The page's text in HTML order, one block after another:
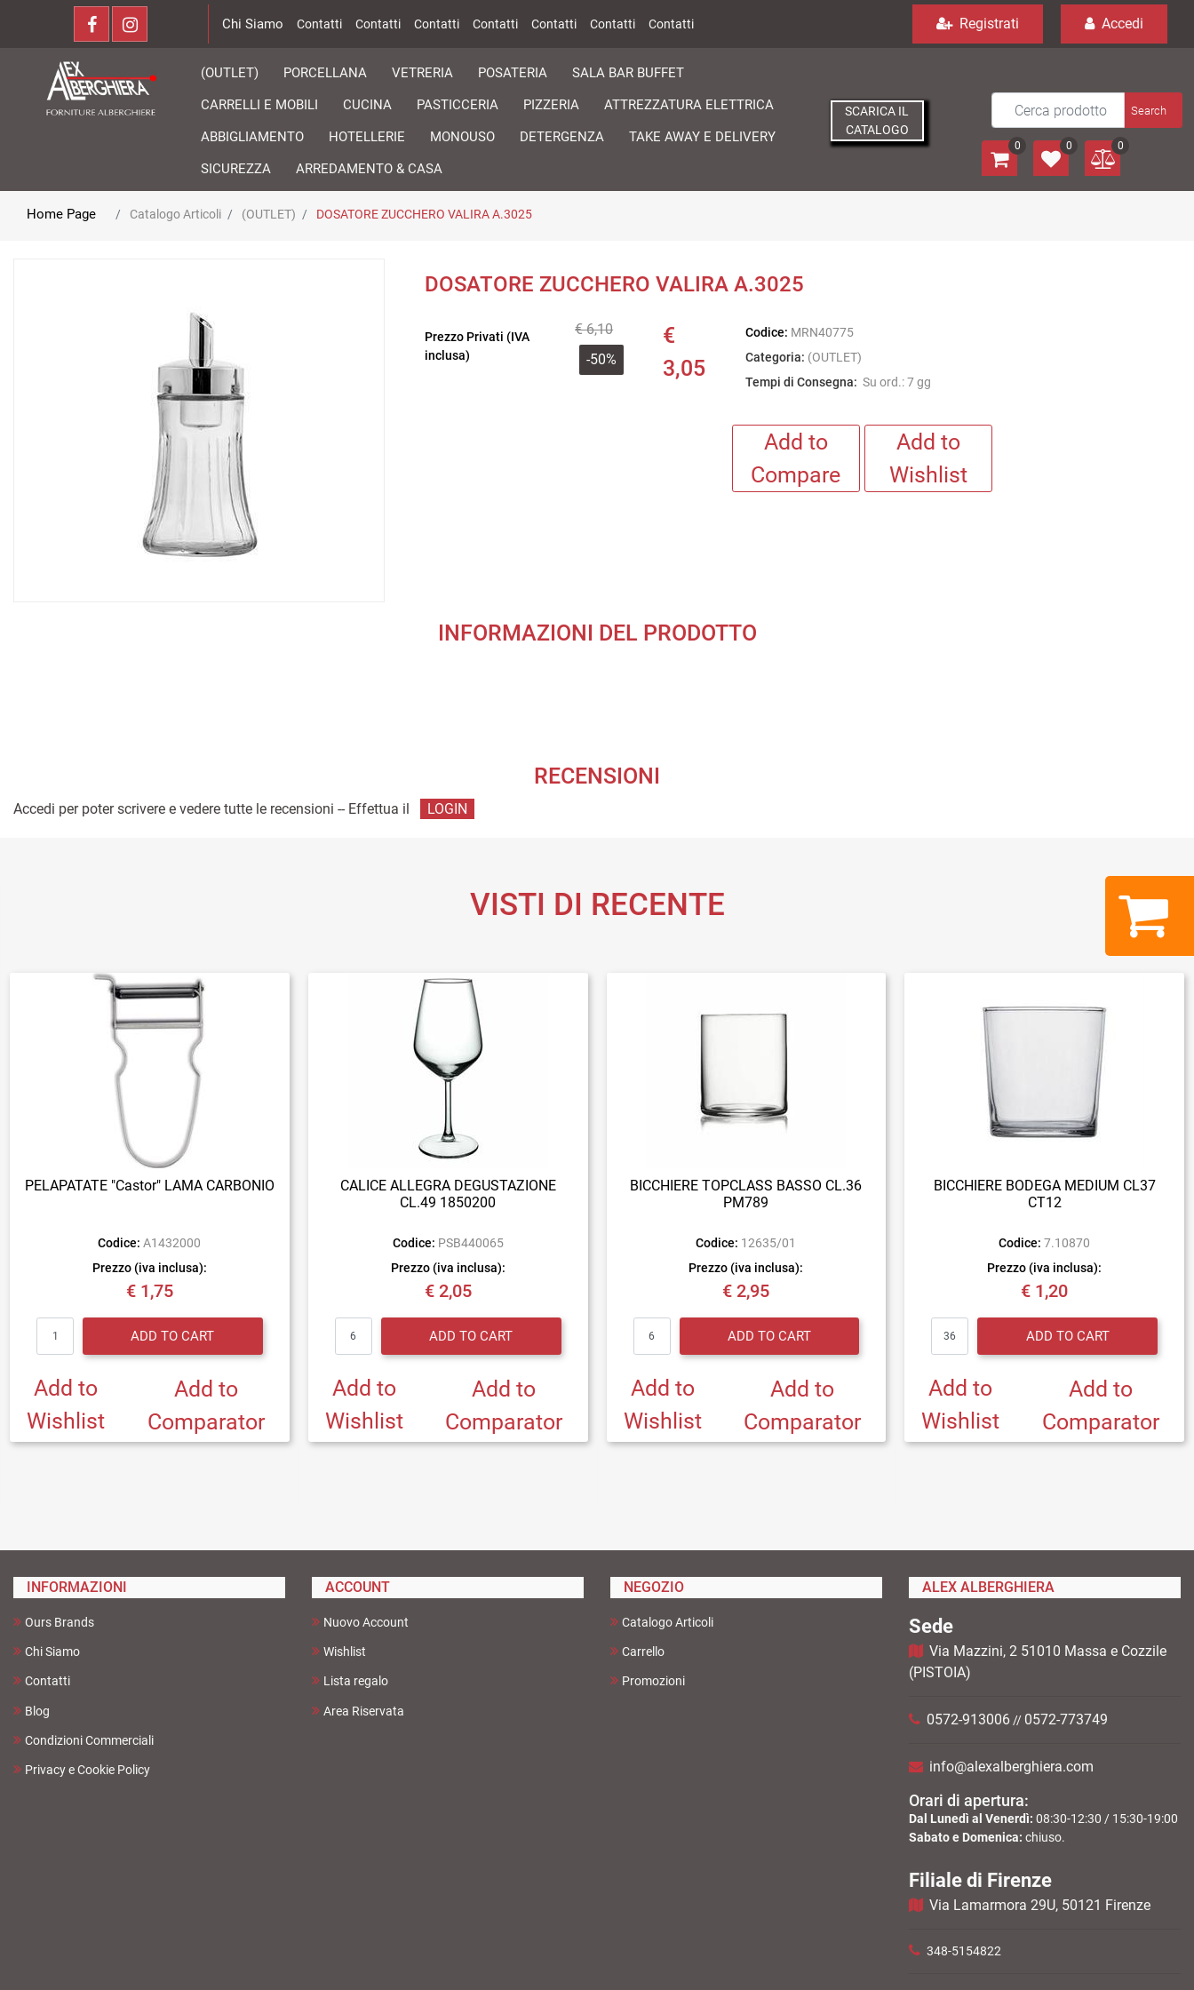
Chi Siamo Contatti Contatti Contatti Contatti Contatti Contatti Contatti Registrati Accedi
(OUTLET) PORCELLANA VETRERIA POSATERIA
SALA BAR BUFFET
CARRELLI E MOBILI
CUCINA PASTICCERIA PIZZERIA
ATTREZZATURA ELETTRICA
ABBIGLIAMENTO
HOTELLERIE MONOUSO DETERGENZA
TAKE AWAY E DELIVERY
SICUREZZA
ARREDAMENTO & CASA
SCARICA IL
CATALOGO
0 0 0
Home Page Catalogo Articoli (OUTLET) DOSATORE ZUCCHERO VALIRA A.3025
DOSATORE ZUCCHERO VALIRA A.3025
Prezzo Privati (IVA
inclusa)
€ 6,10
-50%
€
3,05
Codice: MRN40775
Categoria: (OUTLET)
Tempi di Consegna: Su ord.: 7 gg
Add to
Compare
Add to
Wishlist
INFORMAZIONI DEL PRODOTTO
RECENSIONI
Accedi per poter scrivere e vedere tutte le recensioni -- Effettua il LOGIN
VISTI DI RECENTE
PELAPATATE "Castor" LAMA CARBONIO
Codice: A1432000
Prezzo (iva inclusa):
€ 1,75
ADD TO CART
Add to
Wishlist
Add to
Comparator
CALICE ALLEGRA DEGUSTAZIONE
CL.49 1850200
Codice: PSB440065
Prezzo (iva inclusa):
€ 2,05
ADD TO CART
Add to
Wishlist
Add to
Comparator
BICCHIERE TOPCLASS BASSO CL.36
PM789
Codice: 12635/01
Prezzo (iva inclusa):
€ 2,95
ADD TO CART
Add to
Wishlist
Add to
Comparator
BICCHIERE BODEGA MEDIUM CL37
CT12
Codice: 7.10870
Prezzo (iva inclusa):
€ 1,20
ADD TO CART
Add to
Wishlist
Add to
Comparator
INFORMAZIONI
Ours Brands
Chi Siamo
Contatti
Blog
Condizioni Commerciali
Privacy e Cookie Policy
ACCOUNT
Nuovo Account
Wishlist
Lista regalo
Area Riservata
NEGOZIO
Catalogo Articoli
Carrello
Promozioni
ALEX ALBERGHIERA
Sede
Via Mazzini, 2 51010 Massa e Cozzile
(PISTOIA)
0572-913006 // 0572-773749
info@alexalberghiera.com
Orari di apertura:
Dal Lunedì al Venerdì: 08:30-12:30 / 15:30-19:00
Sabato e Domenica: chiuso.
Filiale di Firenze
Via Lamarmora 29U, 50121 Firenze
348-5154822